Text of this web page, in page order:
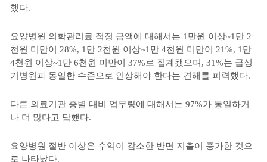
했다.
요양병원 의학관리료 적정 금액에 대해서는 1만원 이상~1만 2
천원 미만이 28%, 1만 2천원 이상~1만 4천원 미만이 21%, 1만
4천원 이상~1만 6천원 미만이 37%로 집계됐으며, 31%는 급성
기병원과 동일한 수준으로 인상해야 한다는 견해를 피력했다.
다른 의료기관 종별 대비 업무량에 대해서는 97%가 동일하거
나 더 많다고 답했다.
요양병원 절반 이상은 수익이 감소한 반면 지출이 증가한 것으
로 나타났다.